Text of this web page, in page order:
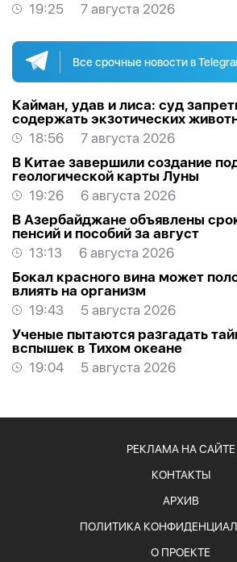
19:25 7 августа 2026
Все срочные новости в
Кайман, удав и лиса: суд
содержать экзотических
18:56
7 августа 2026
В Китае завершили создание
геологической карты Луны
19:26
6 августа 2026
В Азербайджане объявлены
пенсий и пособий за август
13:13
6 августа 2026
Бокал красного вина может
влиять на организм
19:43
5 августа 2026
Ученые пытаются разгадать
вспышек в Тихом океане
19:04
5 августа 2026
РЕКЛАМА НА САЙТЕ
КОНТАКТЫ
АРХИВ
ПОЛИТИКА
О ПРОЕКТЕ